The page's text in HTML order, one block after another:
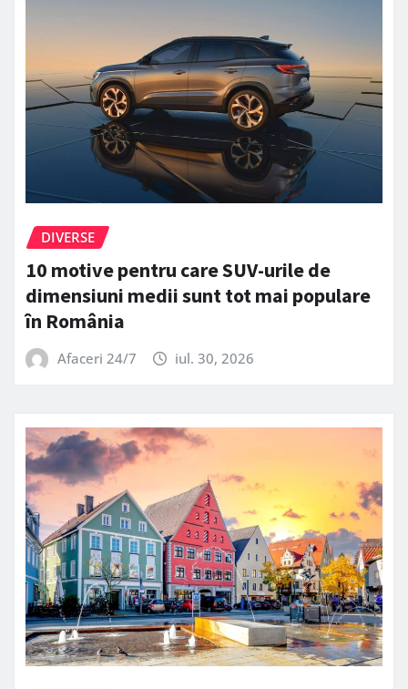
DIVERSE
10 motive pentru care SUV-urile de
dimensiuni medii sunt tot mai populare
în România
Afaceri 24/7 iul. 30, 2026